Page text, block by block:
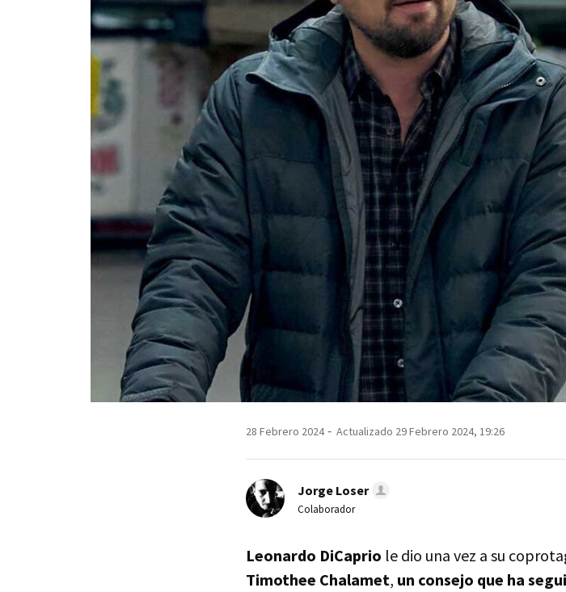
28 Febrero 2024 Actualizado 29 Febrero 2024, 19:26
Jorge Loser
Colaborador
Leonardo DiCaprio le dio una vez a su
Timothee Chalamet, un consejo que ha